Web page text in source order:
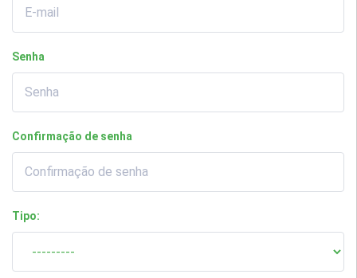
Senha
Confirmação de senha
Tipo: